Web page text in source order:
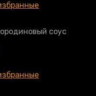
соус